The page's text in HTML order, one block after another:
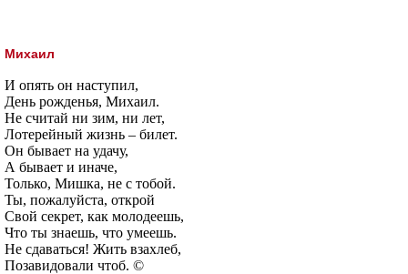
Михаил
И опять он наступил,
День рожденья, Михаил.
Не считай ни зим, ни лет,
Лотерейный жизнь – билет.
Он бывает на удачу,
А бывает и иначе,
Только, Мишка, не с тобой.
Ты, пожалуйста, открой
Свой секрет, как молодеешь,
Что ты знаешь, что умеешь.
Не сдаваться! Жить взахлеб,
Позавидовали чтоб. ©